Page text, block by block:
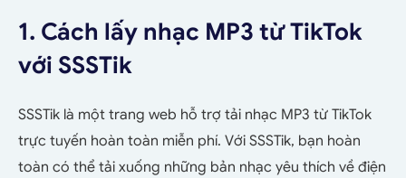
1. Cách lấy nhạc MP3 từ TikTok
với SSSTik
SSSTik là một trang web hỗ trợ tải nhạc MP3 từ TikTok
trực tuyến hoàn toàn miễn phí. Với SSSTik, bạn hoàn
toàn có thể tải xuống những bản nhạc yêu thích về điện